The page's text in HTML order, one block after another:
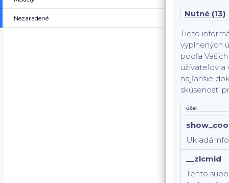
Nezaradené Nutné (13)
Tieto
vyplnených
podľa
užívateľov a
najľahšie
skúsenosti
Účel
Ukladá
__zlcmid
Tento